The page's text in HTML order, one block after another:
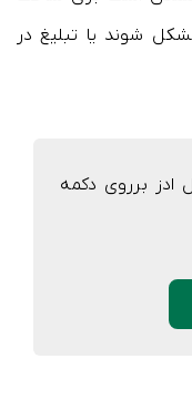
شوند یا تبلیغ در
ادز برروی دکمه